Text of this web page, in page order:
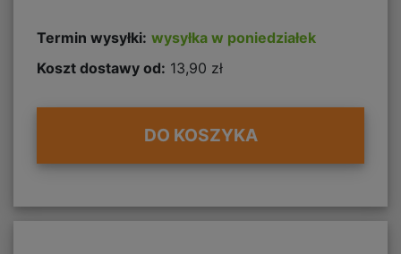
Termin wysyłki: wysyłka w poniedziałek
Koszt dostawy od: 13,90 zł
DO KOSZYKA